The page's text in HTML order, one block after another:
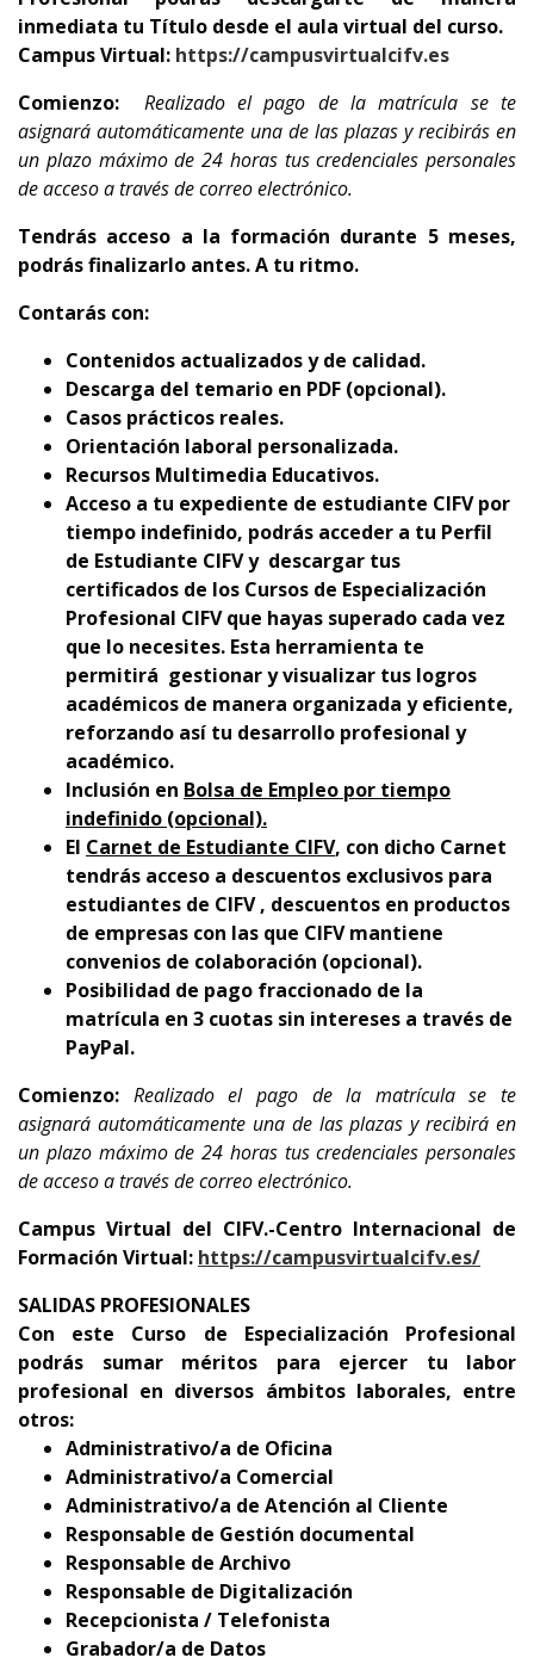
inmediata tu Título desde el aula virtual del curso.
Campus Virtual: https://campusvirtualcifv.es
Comienzo:
Realizado el pago de la matrícula se te
asignará automáticamente una de las plazas y recibirás en
un plazo máximo de 24 horas tus credenciales personales
de acceso a través de correo electrónico.
Tendrás acceso a la formación durante 5 meses,
podrás finalizarlo antes. A tu ritmo.
Contarás con:
Contenidos actualizados y de calidad.
Descarga del temario en PDF (opcional).
Casos prácticos reales.
Orientación laboral personalizada.
Recursos Multimedia Educativos.
Acceso a tu expediente de estudiante CIFV por
tiempo indefinido, podrás acceder a tu Perfil
de Estudiante CIFV y descargar tus
certificados de los Cursos de Especialización
Profesional CIFV que hayas superado cada vez
que lo necesites. Esta herramienta te
permitirá gestionar y visualizar tus logros
académicos de manera organizada y eficiente,
reforzando así tu desarrollo profesional y
académico.
Inclusión en Bolsa de Empleo por tiempo
indefinido (opcional).
El Carnet de Estudiante CIFV, con dicho Carnet
tendrás acceso a descuentos exclusivos para
estudiantes de CIFV , descuentos en productos
de empresas con las que CIFV mantiene
convenios de colaboración (opcional).
Posibilidad de pago fraccionado de la
matrícula en 3 cuotas sin intereses a través de
PayPal.
Comienzo: Realizado el pago de la matrícula se te
asignará automáticamente una de las plazas y recibirá en
un plazo máximo de 24 horas tus credenciales personales
de acceso a través de correo electrónico.
Campus Virtual del CIFV.-Centro Internacional de
Formación Virtual: https://campusvirtualcifv.es/
SALIDAS PROFESIONALES
Con este Curso de Especialización Profesional
podrás sumar méritos para ejercer tu labor
profesional en diversos ámbitos laborales, entre
otros:
Administrativo/a de Oficina
Administrativo/a Comercial
Administrativo/a de Atención al Cliente
Responsable de Gestión documental
Responsable de Archivo
Responsable de Digitalización
Recepcionista / Telefonista
Grabador/a de Datos